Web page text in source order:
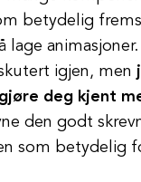
betydelig
lage
igjen, men
deg kjent
den godt
som betydelig